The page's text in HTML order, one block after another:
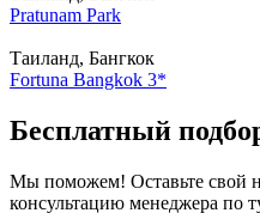
Pratunam Park
Таиланд, Бангкок
Fortuna Bangkok 3*
Бесплатный
Мы поможем! Оставьте свой
консультацию менеджера по